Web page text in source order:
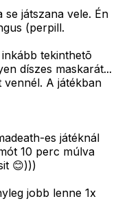
játszana vele. Én
(perpill.
tekinthetõ
díszes maskarát...
A játékban
es játéknál
10 perc múlva
😊)))
jobb lenne 1x